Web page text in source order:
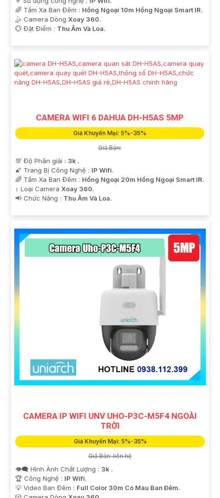
🌈 Tầm Xa Ban Đêm : Hồng Ngoại 10m Hồng Ngoại Smart IR.
🤹 Camera Dòng Xoay 360.
️💮 Đặt Điểm : Thu Âm Và Loa.
CAMERA WIFI 6 DAHUA DH-H5AS 5MP
Giá Khuyến Mại: 5%-35%
Giá Bán:
💯 Độ Phân giải : 3k .
🌠 Trang Bị Công Nghệ : IP Wifi.
🌈 Tầm Xa Ban Đêm : Hồng Ngoại 20m Hồng Ngoại Smart IR.
↕️ Loại Camera Xoay 360.
️📢 Chức Năng : Thu Âm Và Loa.
CAMERA IP WIFI UNV UHO-P3C-M5F4 NGOÀI
TRỜI
Giá Khuyến Mại: 5%-35%
Giá Bán: liên hệ
👁️‍🗨 Hình Ành Chất Lượng : 3k .
🏆 Công Nghệ : IP Wifi.
💡 Video Ban Đêm : Full Color 30m Có Màu Ban Ðêm.